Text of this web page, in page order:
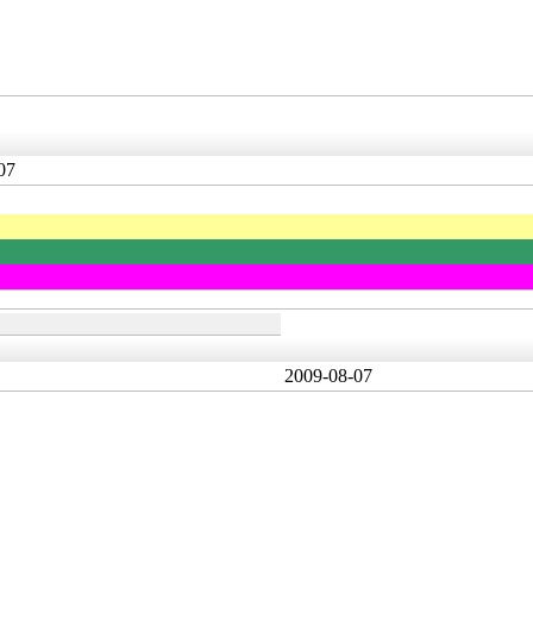
2009-08-07